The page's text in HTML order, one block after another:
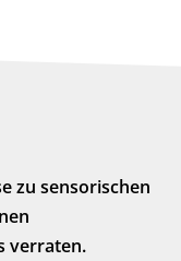
zu sensorischen
verraten.